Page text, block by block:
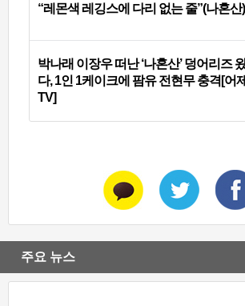
“레몬색 레깅스에 다리 없는 줄”(나혼산)
박나래 이장우 떠난 ‘나혼산’ 덩어리즈
다, 1인 1케이크에 팜유 전현무 충격[어제
TV]
주요 뉴스